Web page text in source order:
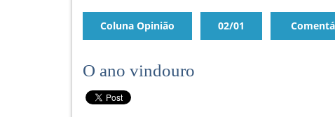
Coluna Opinião 02/01
O ano vindouro